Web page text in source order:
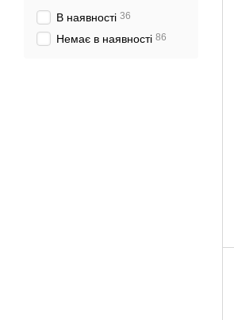
В наявності 36
Немає в наявності 86